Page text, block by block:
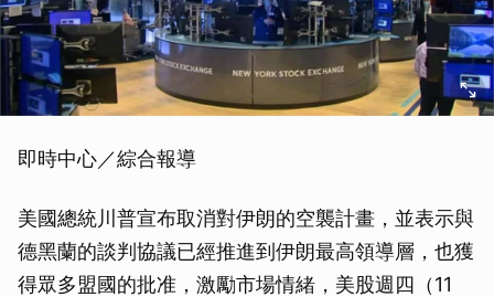
即時中心／綜合報導
美國總統川普宣布取消對伊朗的空襲計畫，並表示與
德黑蘭的談判協議已經推進到伊朗最高領導層，也獲
得眾多盟國的批准，激勵市場情緒，美股週四（11